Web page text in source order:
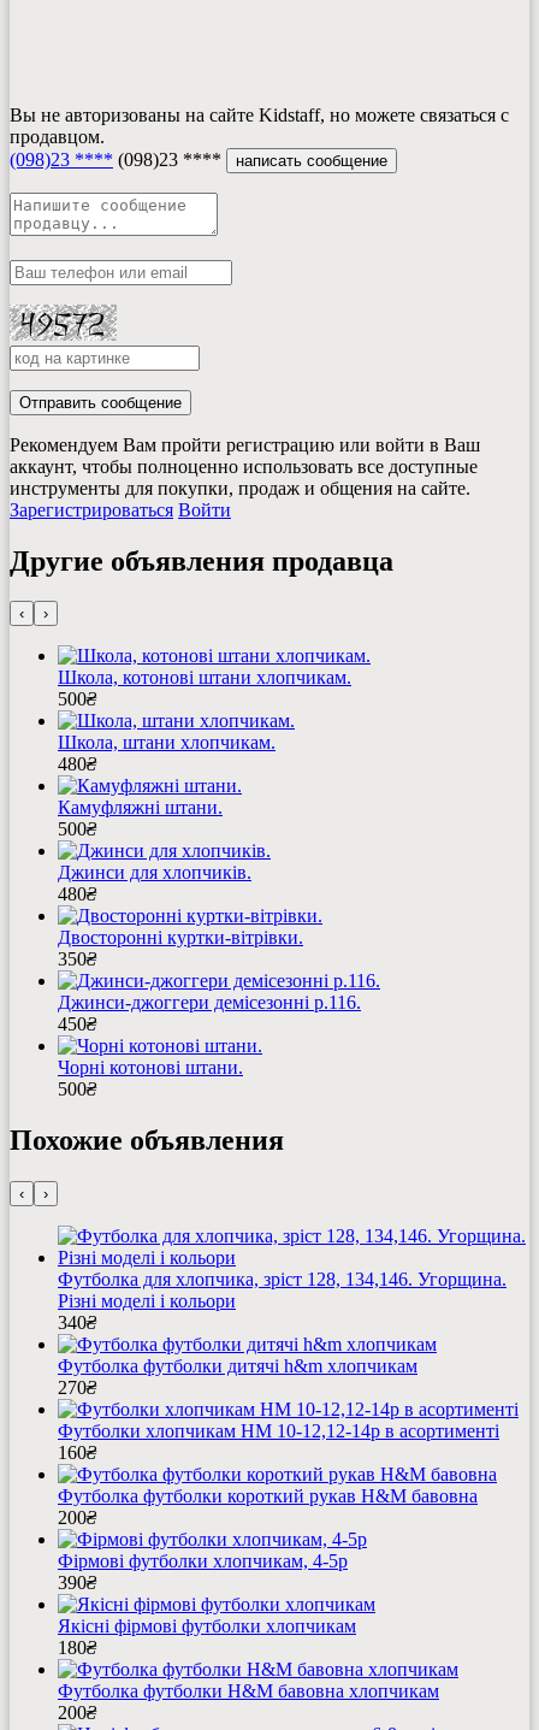
Вы не авторизованы на сайте Kidstaff, но можете связаться с
продавцом.
(098)23 **** (098)23 **** написать сообщение
Отправить сообщение
Рекомендуем Вам пройти регистрацию или войти в Ваш
аккаунт, чтобы полноценно использовать все доступные
инструменты для покупки, продаж и общения на сайте.
Зарегистрироваться Войти
Другие объявления продавца
‹ ›
Школа, котонові штани хлопчикам.
500₴
Школа, штани хлопчикам.
480₴
Камуфляжні штани.
500₴
Джинси для хлопчиків.
480₴
Двосторонні куртки-вітрівки.
350₴
Джинси-джоггери демісезонні р.116.
450₴
Чорні котонові штани.
500₴
Похожие объявления
‹ ›
Футболка для хлопчика, зріст 128, 134,146. Угорщина.
Різні моделі і кольори
340₴
Футболка футболки дитячі h&m хлопчикам
270₴
Футболки хлопчикам HM 10-12,12-14р в асортименті
160₴
Футболка футболки короткий рукав H&M бавовна
200₴
Фірмові футболки хлопчикам, 4-5р
390₴
Якісні фірмові футболки хлопчикам
180₴
Футболка футболки H&M бавовна хлопчикам
200₴